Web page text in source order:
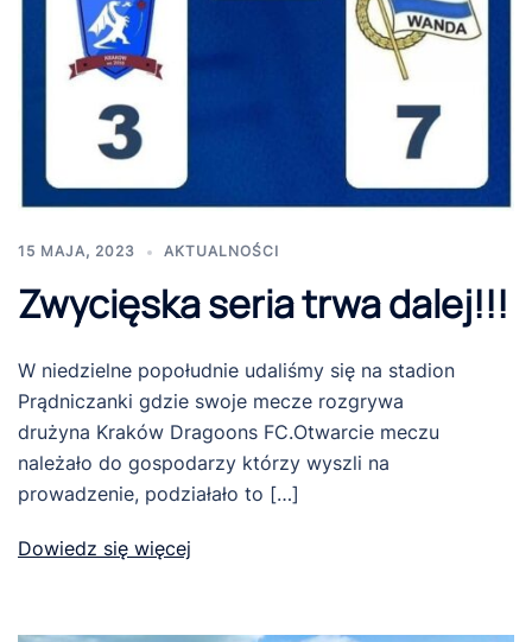
15 MAJA, 2023 AKTUALNOŚCI
Zwycięska seria trwa dalej!!!
W niedzielne popołudnie udaliśmy się na stadion
Prądniczanki gdzie swoje mecze rozgrywa
drużyna Kraków Dragoons FC.Otwarcie meczu
należało do gospodarzy którzy wyszli na
prowadzenie, podziałało to […]
Dowiedz się więcej